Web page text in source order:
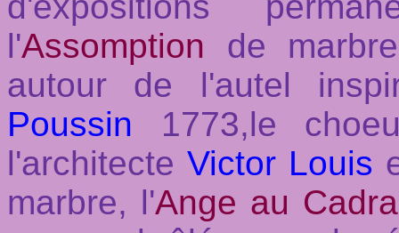
l'Assomption de
autour de l'autel
Poussin 1773,le
l'architecte Victor Louis
marbre, l'Ange au